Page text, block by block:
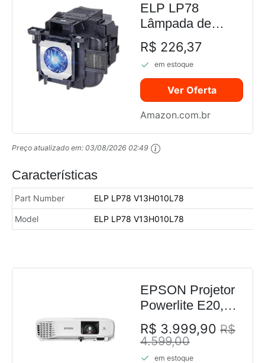
ELP LP78
Lâmpada de
reposição para
projetor Epson
R$ 226,37
em estoque
Ver Oferta
Amazon.com.br
Preço atualizado em: 03/08/2026 02:49
Características
Part Number ELP LP78 V13H010L78
Model ELP LP78 V13H010L78
EPSON Projetor
Powerlite E20,
3400 Lúmens,
XGA, HDMI,
Branco, Bivolt
R$ 3.999,90 R$
4.599,00
em estoque